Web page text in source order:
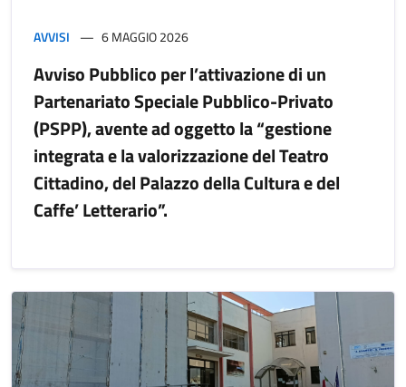
AVVISI 6 MAGGIO 2026
Avviso Pubblico per l’attivazione di un
Partenariato Speciale Pubblico-Privato
(PSPP), avente ad oggetto la “gestione
integrata e la valorizzazione del Teatro
Cittadino, del Palazzo della Cultura e del
Caffe’ Letterario”.